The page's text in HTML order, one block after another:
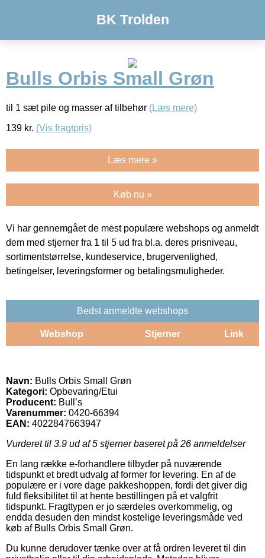
BK Trolden
Bulls Orbis Small Grøn
til 1 sæt pile og masser af tilbehør (Læs mere)
139 kr. (Vis fragtpris)
Læs mere »
Køb nu »
Vi har gennemgået de mest populære webshops og anmeldt
dem med stjerner fra 1 til 5 ud fra bl.a. deres prisniveau,
sortimentstørrelse, kundeservice, brugervenlighed,
betingelser, leveringsformer og betalingsmuligheder.
Bedst anmeldte webshops
Webshop Stjerner Link
Navn: Bulls Orbis Small Grøn
Kategori: Opbevaring/Etui
Producent: Bull’s
Varenummer: 0420-66394
EAN: 4022847663947
Vurderet til 3.9 ud af 5 stjerner baseret på 26 anmeldelser
En lang række e-forhandlere tilbyder på nuværende
tidspunkt et bredt udvalg af former for levering. En af de
populære er i vore dage pakkeshoppen, fordi det giver dig
fuld fleksibilitet til at hente bestillingen på et valgfrit
tidspunkt. Fragttypen er jo særdeles overkommelig, og
endda desuden den mindst kostelige leveringsmåde ved
køb af Bulls Orbis Small Grøn.
Du kunne derudover tænke over at få ordren leveret til din